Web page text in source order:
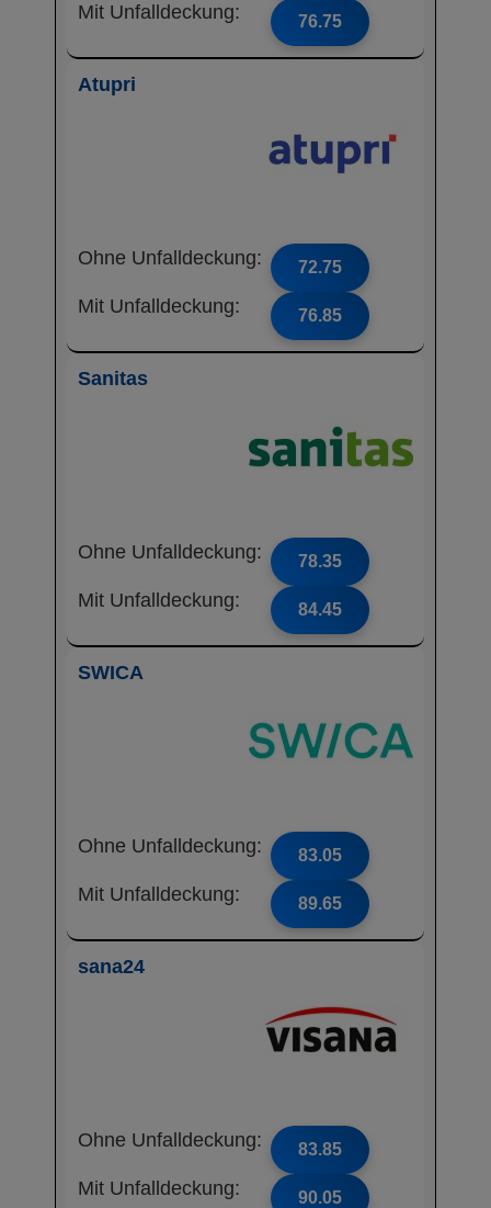
Mit Unfalldeckung: 76.75
Atupri
Ohne Unfalldeckung: 72.75
Mit Unfalldeckung: 76.85
Sanitas
Ohne Unfalldeckung: 78.35
Mit Unfalldeckung: 84.45
SWICA
Ohne Unfalldeckung: 83.05
Mit Unfalldeckung: 89.65
sana24
Ohne Unfalldeckung: 83.85
Mit Unfalldeckung: 90.05